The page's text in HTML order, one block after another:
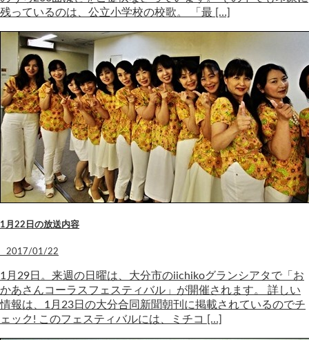
残っているのは、公立小学校の校歌。 「最 […]
1月22日の放送内容
2017/01/22
1月29日。来週の日曜は、大分市のiichikoグランシアタで「お
かあさんコーラスフェスティバル」が開催されます。 詳しい
情報は、1月23日の大分合同新聞朝刊に掲載されているのでチ
ェック! このフェスティバルには、ミチコ […]